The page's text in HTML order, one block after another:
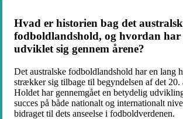
Hvad er historien bag det
fodboldlandshold, og hvordan har
udviklet sig gennem årene?
Det australske fodboldlandshold har en lang
strækker sig tilbage til begyndelsen af det 20.
Holdet har gennemgået en betydelig
succes på både nationalt og internationalt
bidraget til dets anseelse i fodboldverdenen.